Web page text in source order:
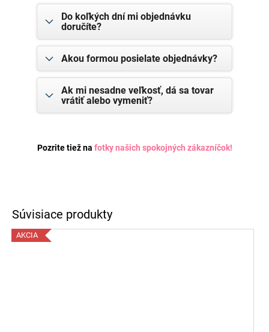
Do koľkých dní mi objednávku
doručíte?
Akou formou posielate objednávky?
Ak mi nesadne veľkosť, dá sa tovar
vrátiť alebo vymeniť?
Pozrite tiež na fotky našich spokojných zákazníčok!
AKCIA